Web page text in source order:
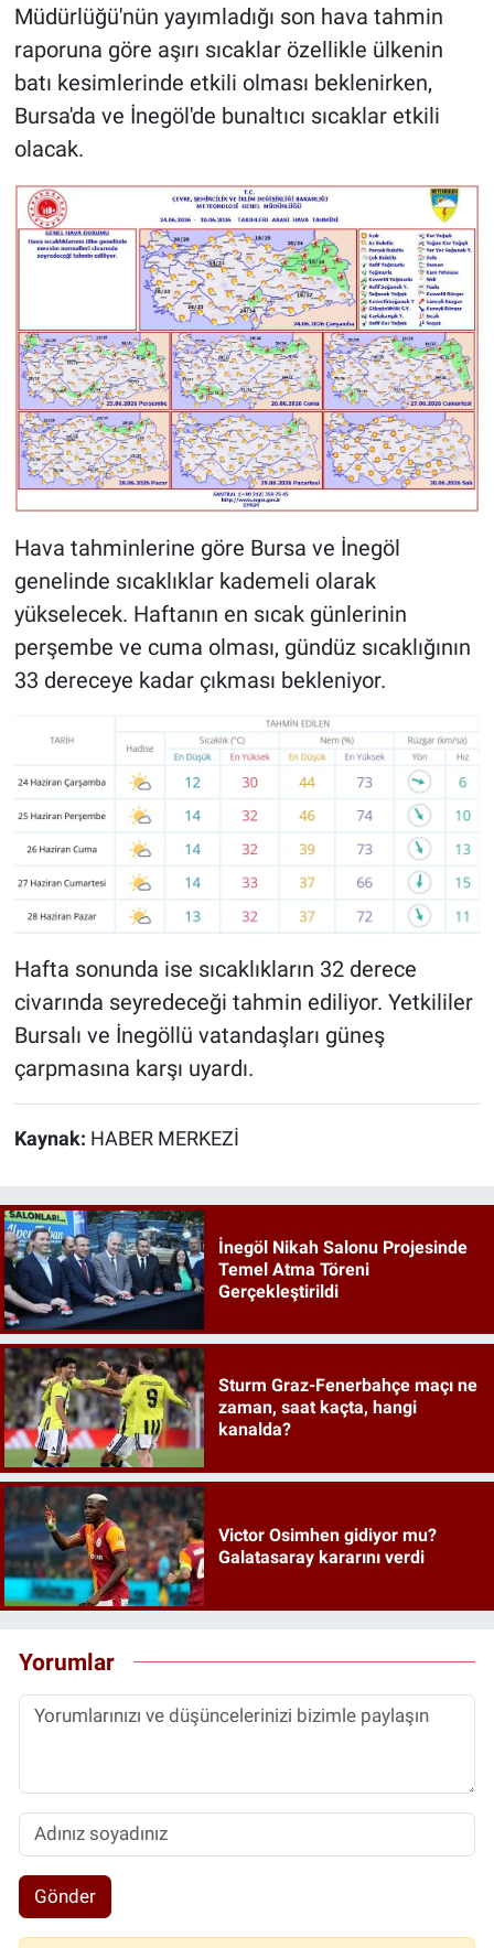
Müdürlüğü'nün yayımladığı son hava tahmin
raporuna göre aşırı sıcaklar özellikle ülkenin
batı kesimlerinde etkili olması beklenirken,
Bursa'da ve İnegöl'de bunaltıcı sıcaklar etkili
olacak.
Hava tahminlerine göre Bursa ve İnegöl
genelinde sıcaklıklar kademeli olarak
yükselecek. Haftanın en sıcak günlerinin
perşembe ve cuma olması, gündüz sıcaklığının
33 dereceye kadar çıkması bekleniyor.
Hafta sonunda ise sıcaklıkların 32 derece
civarında seyredeceği tahmin ediliyor. Yetkililer
Bursalı ve İnegöllü vatandaşları güneş
çarpmasına karşı uyardı.
Kaynak: HABER MERKEZİ
İnegöl Nikah Salonu Projesinde
Temel Atma Töreni
Gerçekleştirildi
Sturm Graz-Fenerbahçe maçı ne
zaman, saat kaçta, hangi
kanalda?
Victor Osimhen gidiyor mu?
Galatasaray kararını verdi
Yorumlar
Gönder